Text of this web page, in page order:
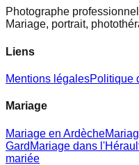
Photographe
Mariage, portrait,
Liens
Mentions légalesPolitique
Mariage
Mariage en Ardèche
Gard Mariage dans
mariée